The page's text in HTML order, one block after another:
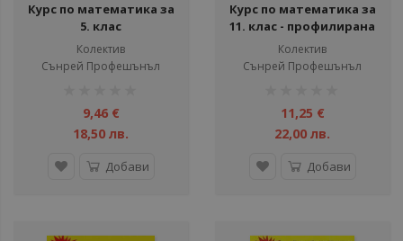
Курс по математика за
5. клас
Колектив
Сънрей Профешънъл
9,46 €
18,50 лв.
Добави
Курс по математика за
11. клас - профилирана
подготовка
Колектив
Сънрей Профешънъл
11,25 €
22,00 лв.
Добави